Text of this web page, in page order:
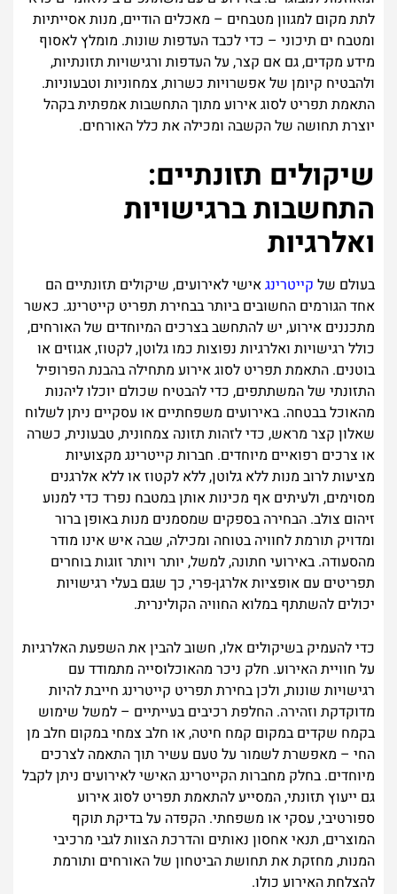
לתת מקום למגוון מטבחים – מאכלים הודיים, מנות אסייתיות
ומטבח ים תיכוני – כדי לכבד העדפות שונות. מומלץ לאסוף
מידע מקדים, גם אם קצר, על העדפות ורגישויות תזונתיות,
ולהבטיח קיומן של אפשרויות כשרות, צמחוניות וטבעוניות.
התאמת תפריט לסוג אירוע מתוך התחשבות אמפתית בקהל
יוצרת תחושה של הקשבה ומכילה את כלל האורחים.
שיקולים תזונתיים:
התחשבות ברגישויות
ואלרגיות
בעולם של קייטרינגאישי לאירועים, שיקולים תזונתיים הם
אחד הגורמים החשובים ביותר בבחירת תפריט קייטרינג. כאשר
מתכננים אירוע, יש להתחשב בצרכים המיוחדים של האורחים,
כולל רגישויות ואלרגיות נפוצות כמו גלוטן, לקטוז, אגוזים או
בוטנים. התאמת תפריט לסוג אירוע מתחילה בהבנת הפרופיל
התזונתי של המשתתפים, כדי להבטיח שכולם יוכלו ליהנות
מהאוכל בבטחה. באירועים משפחתיים או עסקיים ניתן לשלוח
שאלון קצר מראש, כדי לזהות תזונה צמחונית, טבעונית, כשרה
או צרכים רפואיים מיוחדים. חברות קייטרינג מקצועיות
מציעות לרוב מנות ללא גלוטן, ללא לקטוז או ללא אלרגנים
מסוימים, ולעיתים אף מכינות אותן במטבח נפרד כדי למנוע
זיהום צולב. הבחירה בספקים שמסמנים מנות באופן ברור
ומדויק תורמת לחוויה בטוחה ומכילה, שבה איש אינו מודר
מהסעודה. באירועי חתונה, למשל, יותר ויותר זוגות בוחרים
תפריטים עם אופציות אלרגן-פרי, כך שגם בעלי רגישויות
יכולים להשתתף במלוא החוויה הקולינרית.
כדי להעמיק בשיקולים אלו, חשוב להבין את השפעת האלרגיות
על חוויית האירוע. חלק ניכר מהאוכלוסייה מתמודד עם
רגישויות שונות, ולכן בחירת תפריט קייטרינג חייבת להיות
מדוקדקת וזהירה. החלפת רכיבים בעייתיים – למשל שימוש
בקמח שקדים במקום קמח חיטה, או חלב צמחי במקום חלב מן
החי – מאפשרת לשמור על טעם עשיר תוך התאמה לצרכים
מיוחדים. בחלק מחברות הקייטרינג האישי לאירועים ניתן לקבל
גם ייעוץ תזונתי, המסייע להתאמת תפריט לסוג אירוע
ספורטיבי, עסקי או משפחתי. הקפדה על בדיקת תוקף
המוצרים, תנאי אחסון נאותים והדרכת הצוות לגבי מרכיבי
המנות, מחזקת את תחושת הביטחון של האורחים ותורמת
להצלחת האירוע כולו.